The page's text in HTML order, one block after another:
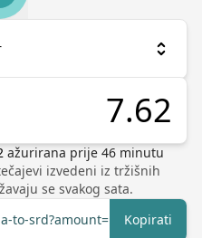
ažurirana prije 46 minutu
izvedeni iz tržišnih
se svakog sata.
to-srd?amount=1
Kopirati